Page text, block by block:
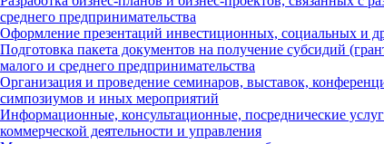
среднего предпринимательства
Оформление презентаций инвестиционных, социальных и
Подготовка пакета документов на получение субсидий
малого и среднего предпринимательства
Организация и проведение семинаров, выставок,
симпозиумов и иных мероприятий
Информационные, консультационные, посреднические
коммерческой деятельности и управления